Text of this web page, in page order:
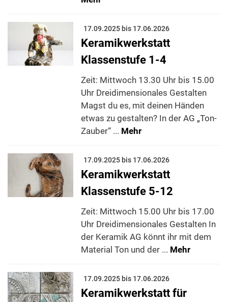
17.09.2025 bis 17.06.2026
Keramikwerkstatt
Klassenstufe 1-4
Zeit: Mittwoch 13.30 Uhr bis 15.00
Uhr Dreidimensionales Gestalten
Magst du es, mit deinen Händen
etwas zu gestalten? In der AG „Ton-
Zauber“ ... Mehr
17.09.2025 bis 17.06.2026
Keramikwerkstatt
Klassenstufe 5-12
Zeit: Mittwoch 15.00 Uhr bis 17.00
Uhr Dreidimensionales Gestalten In
der Keramik AG könnt ihr mit dem
Material Ton und der ... Mehr
17.09.2025 bis 17.06.2026
Keramikwerkstatt für